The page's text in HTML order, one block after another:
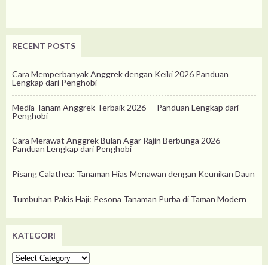
RECENT POSTS
Cara Memperbanyak Anggrek dengan Keiki 2026 Panduan
Lengkap dari Penghobi
Media Tanam Anggrek Terbaik 2026 — Panduan Lengkap dari
Penghobi
Cara Merawat Anggrek Bulan Agar Rajin Berbunga 2026 —
Panduan Lengkap dari Penghobi
Pisang Calathea: Tanaman Hias Menawan dengan Keunikan Daun
Tumbuhan Pakis Haji: Pesona Tanaman Purba di Taman Modern
KATEGORI
Kategori